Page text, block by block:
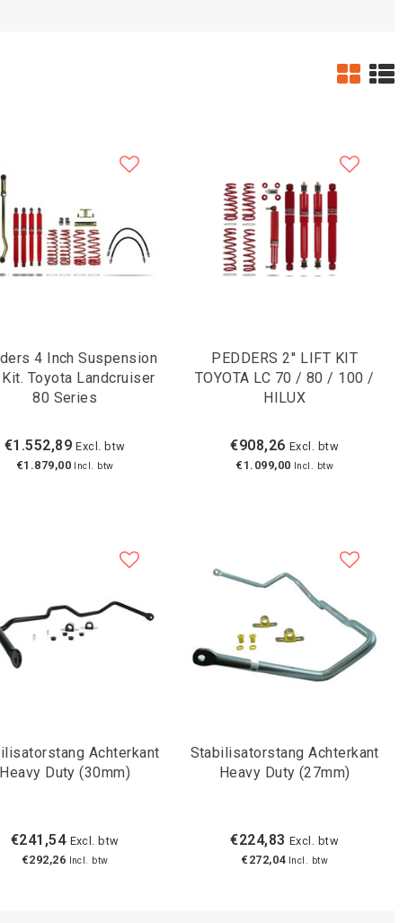
4 Inch Suspension
Toyota Landcruiser
80 Series
€1.552,89 Excl. btw
€1.879,00 Incl. btw
PEDDERS 2'' LIFT KIT
TOYOTA LC 70 / 80 / 100 /
HILUX
€908,26 Excl. btw
€1.099,00 Incl. btw
Achterkant
Heavy Duty (30mm)
€241,54 Excl. btw
€292,26 Incl. btw
Stabilisatorstang Achterkant
Heavy Duty (27mm)
€224,83 Excl. btw
€272,04 Incl. btw